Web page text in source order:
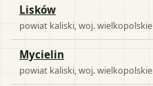
Lisków
powiat kaliski , woj.wielkopolskie
Mycielin
powiat kaliski , woj.wielkopolskie